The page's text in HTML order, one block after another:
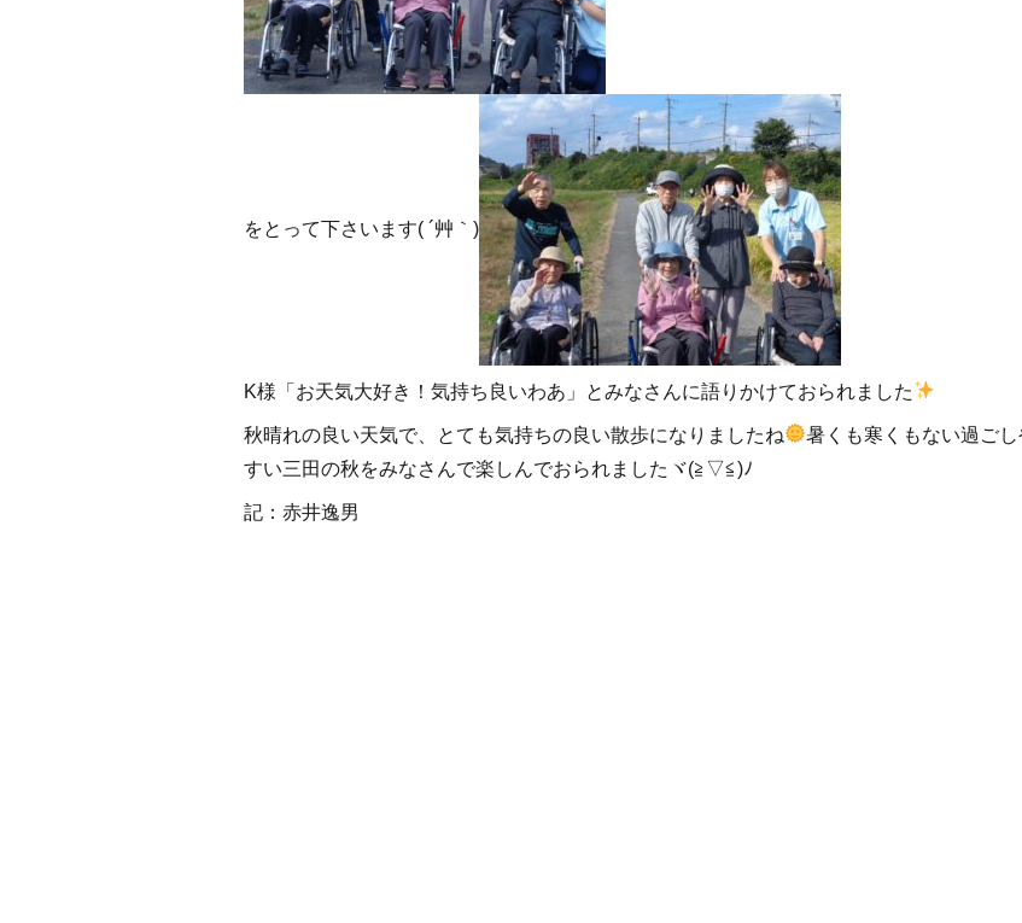
をとって下さいます( ´艸｀)
K様「お天気大好き！気持ち良いわあ」とみなさんに語りかけておられました
秋晴れの良い天気で、とても気持ちの良い散歩になりましたね
暑くも寒くもない過ごし
すい三田の秋をみなさんで楽しんでおられましたヾ(≧▽≦)ﾉ
記：赤井逸男